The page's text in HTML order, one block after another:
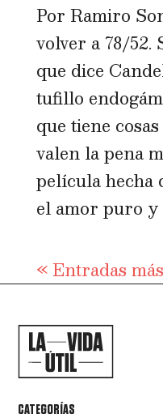
Por Ramiro
volver a 78/52.
que dice
tufillo
que tiene
valen la pena
película hecha
el amor puro y
« Entradas
CATEGORÍAS